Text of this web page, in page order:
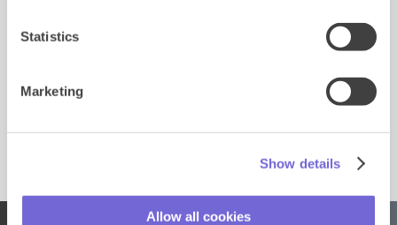
Statistics
Marketing
Show details
Allow all cookies